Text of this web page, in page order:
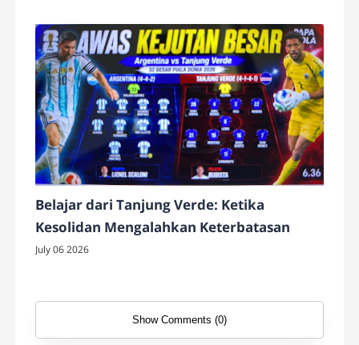
Belajar dari Tanjung Verde: Ketika
Kesolidan Mengalahkan Keterbatasan
July 06 2026
Show Comments (0)